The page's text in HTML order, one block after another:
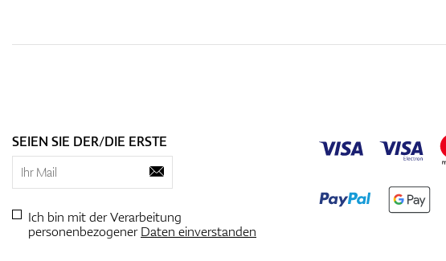
SEIEN SIE DER/DIE ERSTE
Ich bin mit der Verarbeitung
personenbezogenerDaten einverstanden